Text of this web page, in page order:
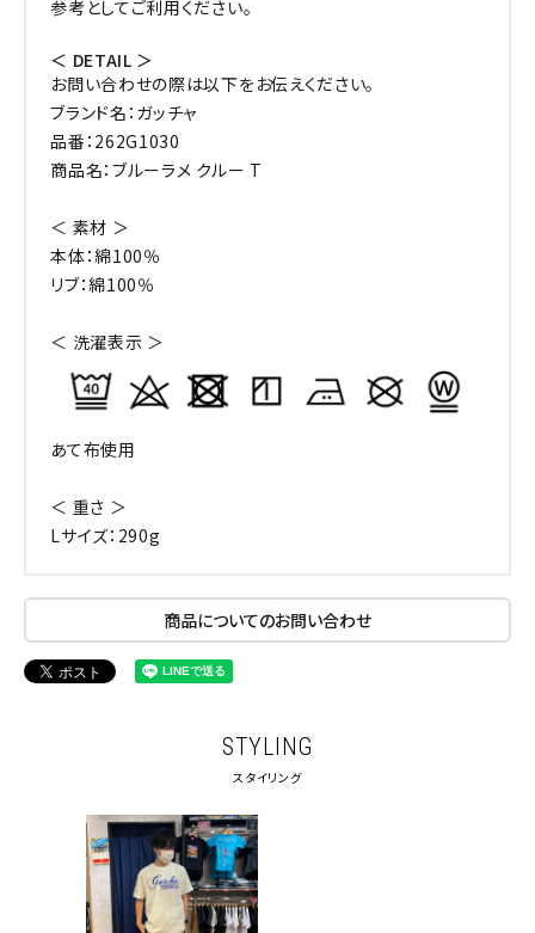
参考としてご利用ください。
＜ DETAIL ＞
お問い合わせの際は以下をお伝えください。
ブランド名：ガッチャ
品番：262G1030
商品名：ブルーラメ クルー T
＜ 素材 ＞
本体：綿100％
リブ：綿100％
＜ 洗濯表示 ＞
あて布使用
＜ 重さ ＞
Lサイズ：290g
商品についてのお問い合わせ
STYLING
スタイリング